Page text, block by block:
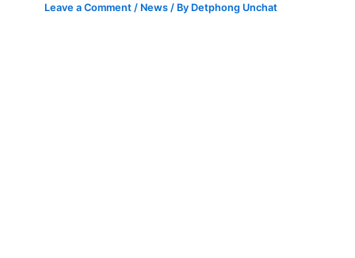
Leave a Comment / News / By Detphong Unchat